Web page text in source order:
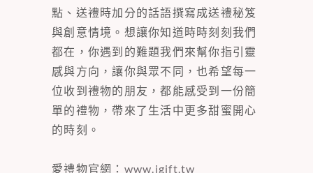
點、送禮時加分的話語撰寫成送禮秘笈
與創意情境。想讓你知道時時刻刻我們
都在，你遇到的難題我們來幫你指引靈
感與方向，讓你與眾不同，也希望每一
位收到禮物的朋友，都能感受到一份簡
單的禮物，帶來了生活中更多甜蜜開心
的時刻。
愛禮物官網： www.igift.tw